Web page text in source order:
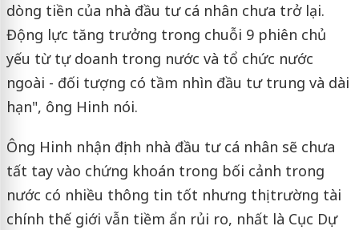
dòng tiền của nhà đầu tư cá nhân chưa trở lại.
Động lực tăng trưởng trong chuỗi 9 phiên chủ
yếu từ tự doanh trong nước và tổ chức nước
ngoài - đối tượng có tầm nhìn đầu tư trung và dài
hạn", ông Hinh nói.
Ông Hinh nhận định nhà đầu tư cá nhân sẽ chưa
tất tay vào chứng khoán trong bối cảnh trong
nước có nhiều thông tin tốt nhưng thị trường tài
chính thế giới vẫn tiềm ẩn rủi ro, nhất là Cục Dự